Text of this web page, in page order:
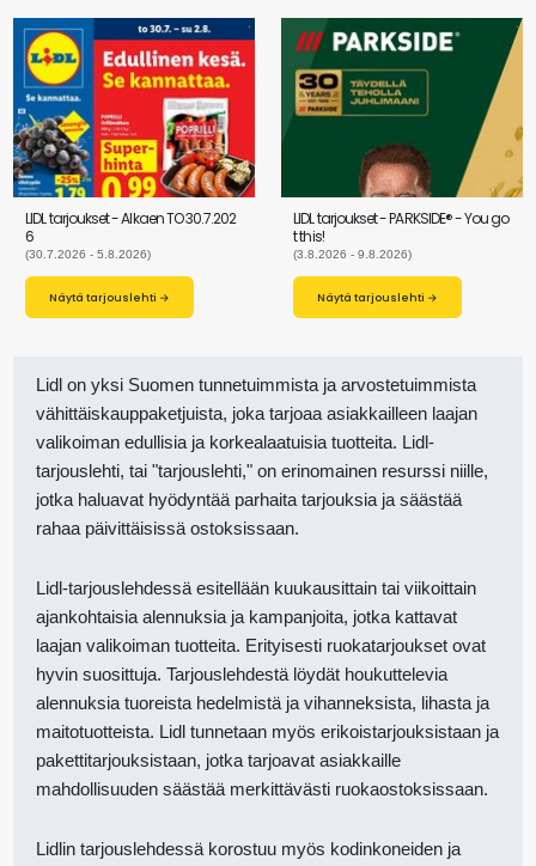
LIDL tarjoukset - Alkaen TO 30.7.202
6
(30.7.2026 - 5.8.2026)
Näytä tarjouslehti →
LIDL tarjoukset - PARKSIDE® - You go
t this!
(3.8.2026 - 9.8.2026)
Näytä tarjouslehti →
Lidl on yksi Suomen tunnetuimmista ja arvostetuimmista
vähittäiskauppaketjuista, joka tarjoaa asiakkailleen laajan
valikoiman edullisia ja korkealaatuisia tuotteita. Lidl-
tarjouslehti, tai "tarjouslehti," on erinomainen resurssi niille,
jotka haluavat hyödyntää parhaita tarjouksia ja säästää
rahaa päivittäisissä ostoksissaan.
Lidl-tarjouslehdessä esitellään kuukausittain tai viikoittain
ajankohtaisia alennuksia ja kampanjoita, jotka kattavat
laajan valikoiman tuotteita. Erityisesti ruokatarjoukset ovat
hyvin suosittuja. Tarjouslehdestä löydät houkuttelevia
alennuksia tuoreista hedelmistä ja vihanneksista, lihasta ja
maitotuotteista. Lidl tunnetaan myös erikoistarjouksistaan ja
pakettitarjouksistaan, jotka tarjoavat asiakkaille
mahdollisuuden säästää merkittävästi ruokaostoksissaan.
Lidlin tarjouslehdessä korostuu myös kodinkoneiden ja